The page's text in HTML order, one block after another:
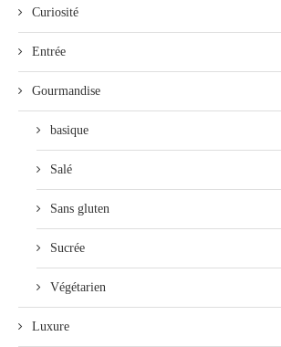
Curiosité
Entrée
Gourmandise
basique
Salé
Sans gluten
Sucrée
Végétarien
Luxure